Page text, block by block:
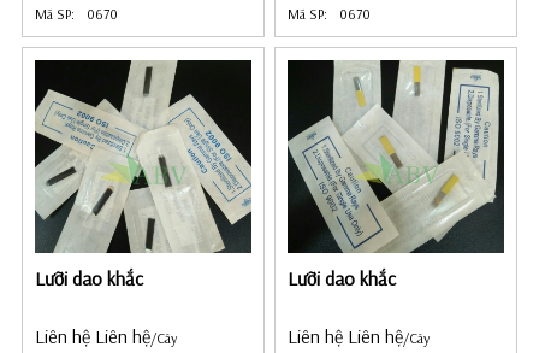
Mã SP:
0670
Mã SP:
0670
Lưỡi dao khắc
Liên hệ Liên hệ/Cây
Lưỡi dao khắc
Liên hệ Liên hệ/Cây